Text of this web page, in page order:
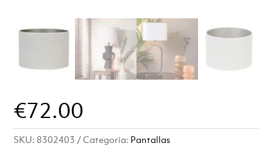
€72.00
SKU: 8302403 Categoría: Pantallas